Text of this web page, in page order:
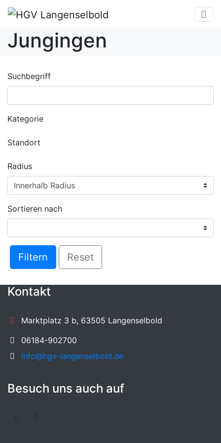
Jungingen
Suchbegriff
Kategorie
Standort
Radius
Sortieren nach
Filtern Reset
Kontakt
Marktplatz 3 b, 63505 Langenselbold
06184-902700
info@hgv-langenselbold.de
Besuch uns auch auf